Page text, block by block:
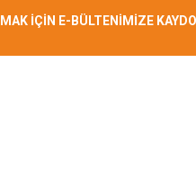
İÇİN E-BÜLTENİMİZE